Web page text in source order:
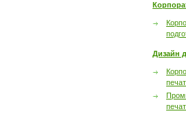
Дизайн